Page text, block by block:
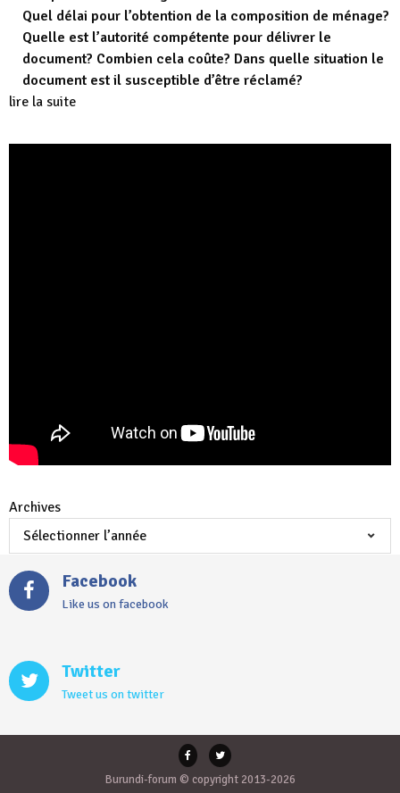
Quel délai pour l’obtention de la composition de ménage?
Quelle est l’autorité compétente pour délivrer le
document? Combien cela coûte? Dans quelle situation le
document est il susceptible d’être réclamé?
lire la suite
Archives
Facebook
Like us on facebook
Twitter
Tweet us on twitter
Burundi-forum © copyright 2013-2026